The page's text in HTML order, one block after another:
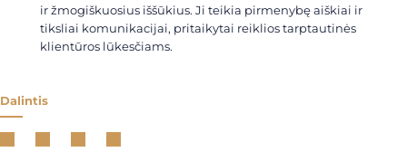
ir žmogiškuosius iššūkius. Ji teikia pirmenybę aiškiai ir
tiksliai komunikacijai, pritaikytai reiklios tarptautinės
klientūros lūkesčiams.
Dalintis